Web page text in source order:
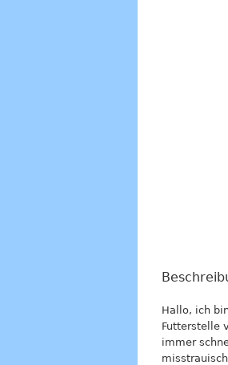
Hallo, ich
Futterstelle
immer